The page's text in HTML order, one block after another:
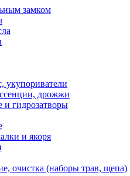
замком
укупориватели
дрожжи
гидрозатворы
и якоря
очистка (наборы трав, щепа)